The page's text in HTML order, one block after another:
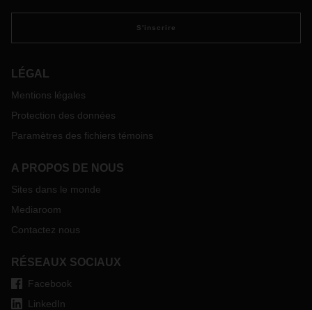
S'inscrire
LÉGAL
Mentions légales
Protection des données
Paramètres des fichiers témoins
A PROPOS DE NOUS
Sites dans le monde
Mediaroom
Contactez nous
RÉSEAUX SOCIAUX
Facebook
LinkedIn